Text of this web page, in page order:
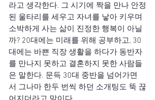
라고 생각한다. 그 시기에 짝을 만나 안정
된 울타리를 세우고 자녀를 낳아 키우며
소박하게 사는 삶이 진정한 행복이 아닐
까? 20대에는 미래를 위해 공부하고, 30
대에는 바쁜 직장 생활을 하다가 동반자
를 만나지 못하고 결혼하지 못한 사람들
은 말한다. 문득 30대 중반을 넘어가면
서 그나마 한두 번씩 하던 소개팅도 뚝 끊